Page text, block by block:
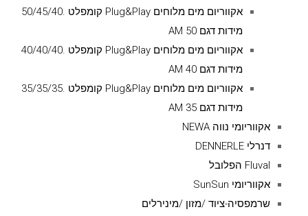
אקווריום מים מלוחים Plug&Play קומפלט .50/45/40
מידות דגם AM 50
אקווריום מים מלוחים Plug&Play קומפלט .40/40/40
מידות דגם AM 40
אקווריום מים מלוחים Plug&Play קומפלט .35/35/35
מידות דגם AM 35
אקווריומי נווה NEWA
דנרלי DENNERLE
Fluval הפלובל
אקווריומי SunSun
שרמפסיה-ציוד /מזון /מינירלים